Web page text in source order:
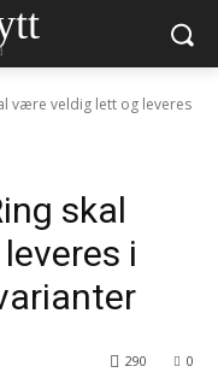
være veldig lett og leveres
skal
i
0
290